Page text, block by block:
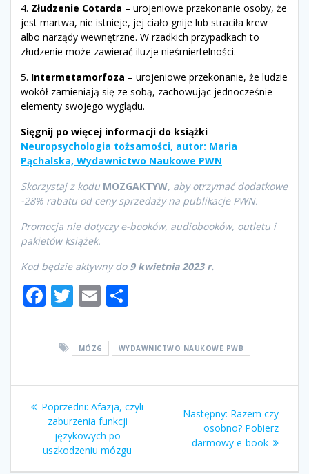
4. Złudzenie Cotarda – urojeniowe przekonanie osoby, że
jest martwa, nie istnieje, jej ciało gnije lub straciła krew
albo narządy wewnętrzne. W rzadkich przypadkach to
złudzenie może zawierać iluzje nieśmiertelności.
5. Intermetamorfoza – urojeniowe przekonanie, że ludzie
wokół zamieniają się ze sobą, zachowując jednocześnie
elementy swojego wyglądu.
Sięgnij po więcej informacji do książki
Neuropsychologia tożsamości, autor: Maria
Pąchalska, Wydawnictwo Naukowe PWN
Skorzystaj z kodu MOZGAKTYW, aby otrzymać dodatkowe
-28% rabatu od ceny sprzedaży na publikacje PWN.
Promocja nie dotyczy e-booków, audiobooków, outletu i
pakietów książek.
Kod będzie aktywny do 9 kwietnia 2023 r.
F
o
o
k
T
itt
er
E
ai
l
ar
e
MÓZG WYDAWNICTWO NAUKOWE PWB
Nawigacja
wpisu
Poprzedni: Poprzedni
wpis:
Afazja, czyli
zaburzenia funkcji
językowych po
uszkodzeniu mózgu
Następny: Następny
wpis:
Razem czy
osobno? Pobierz
darmowy e-book